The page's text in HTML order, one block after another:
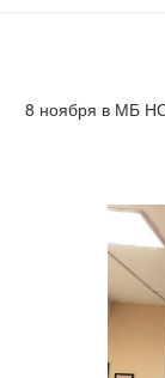
8 ноября в МБ